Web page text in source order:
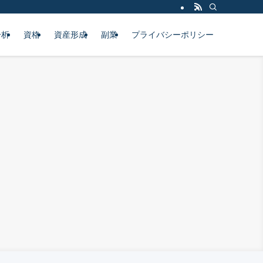
資格 資産形成 副業 プライバシーポリシー